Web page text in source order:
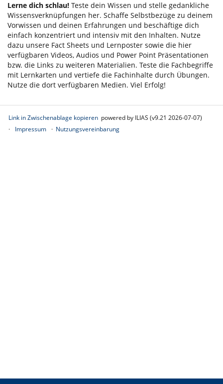
Lerne dich schlau! Teste dein Wissen und stelle gedankliche
Wissensverknüpfungen her. Schaffe Selbstbezüge zu deinem
Vorwissen und deinen Erfahrungen und beschäftige dich
einfach konzentriert und intensiv mit den Inhalten. Nutze
dazu unsere Fact Sheets und Lernposter sowie die hier
verfügbaren Videos, Audios und Power Point Präsentationen
bzw. die Links zu weiteren Materialien. Teste die Fachbegriffe
mit Lernkarten und vertiefe die Fachinhalte durch Übungen.
Nutze die dort verfügbaren Medien. Viel Erfolg!
Link in Zwischenablage kopieren powered by ILIAS (v9.21 2026-07-07)
Impressum
Nutzungsvereinbarung